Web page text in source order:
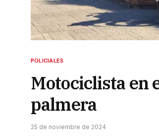
POLICIALES
Motociclista en
palmera
25 de noviembre de 2024